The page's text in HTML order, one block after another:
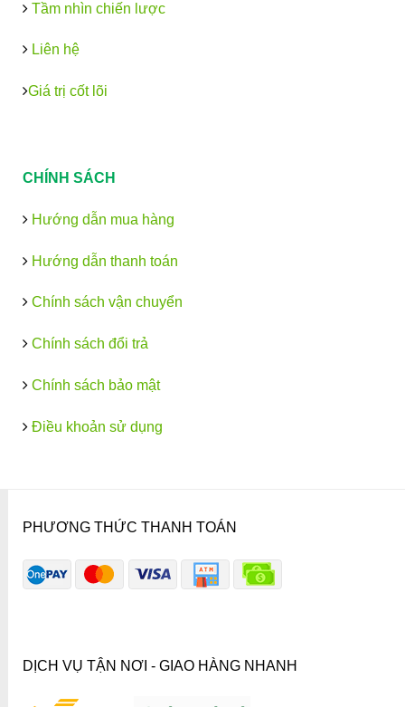
Tầm nhìn chiến lược
Liên hệ
Giá trị cốt lõi
CHÍNH SÁCH
Hướng dẫn mua hàng
Hướng dẫn thanh toán
Chính sách vận chuyển
Chính sách đổi trả
Chính sách bảo mật
Điều khoản sử dụng
PHƯƠNG THỨC THANH TOÁN
DỊCH VỤ TẬN NƠI - GIAO HÀNG NHANH